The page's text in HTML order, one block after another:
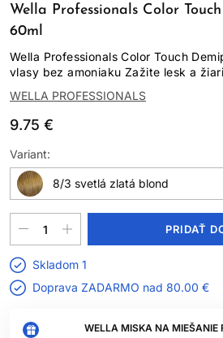
Wella Professionals Color
60ml
Wella Professionals Color Touch
vlasy bez amoniaku Zažite lesk a
WELLA PROFESSIONALS
9.75 €
WELLA MISKA NA MIEŠANIE
Variant:
8/3 svetlá zlatá blond
PRIDAŤ
Skladom 1
Doprava ZADARMO nad 80.00 €